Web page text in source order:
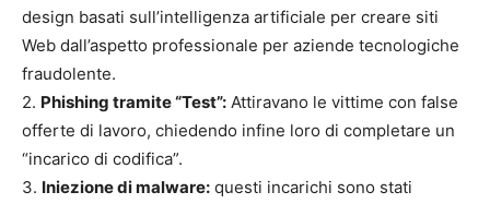
design basati sull’intelligenza artificiale per creare siti
Web dall’aspetto professionale per aziende tecnologiche
fraudolente.
2. Phishing tramite “Test”: Attiravano le vittime con false
offerte di lavoro, chiedendo infine loro di completare un
“incarico di codifica”.
3. Iniezione di malware: questi incarichi sono stati